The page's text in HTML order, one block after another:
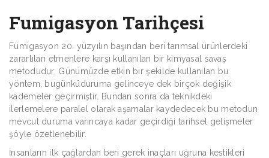
Fumigasyon Tarihçesi
Fümigasyon 20. yüzyılın başından beri tarımsal ürünlerdeki
zararlıları etmenlere karşı kullanılan bir kimyasal savaş
metodudur. Günümüzde etkin bir şekilde kullanılan bu
yöntem, bugünküduruma gelinceye dek birçok değişik
kademeler geçirmiştir. Bundan sonra da teknikdeki
ilerlemelere paralel olarak aşamalar kaydedecek bu metodun
mevcut duruma varıncaya kadar geçirdiği tarihsel gelişmeler
şöyle özetlenebilir.
İnsanların ilk çağlardan beri gerek inaçları uğruna kestikleri